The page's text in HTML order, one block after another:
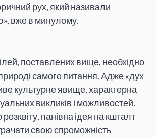
рух, який називали
вже в минулому.
поставлених вище, необхідно
самого питання. Адже «дух
культурне явище, характерна
викликів і можливостей.
панівна ідея на кшталт
свою спроможність